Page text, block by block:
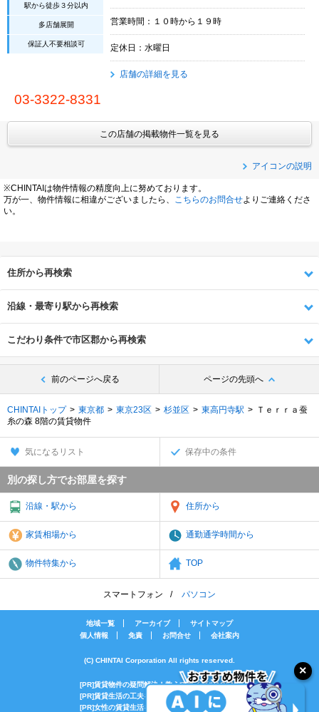
駅から徒歩３分以内
多店舗展開
保証人不要相談可
営業時間：１０時から１９時
定休日：水曜日
店舗の詳細を見る
03-3322-8331
この店舗の掲載物件一覧を見る
アイコンの説明
※CHINTAIは物件情報の精度向上に努めております。
万が一、物件情報に相違がございましたら、
こちらのお問合せよりご連絡くださ
い。
住所から再検索
沿線・最寄り駅から再検索
こだわり条件で市区郡から再検索
前のページへ戻る ページの先頭へ
CHINTAIトップ 東京都 東京23区 杉並区 東高円寺駅
Ｔｅｒｒａ蚕
糸の森 8階の賃貸物件
気になるリスト 保存中の条件
別の探し方でお部屋を探す
沿線・駅から 住所から
家賃相場から 通勤通学時間から
物件特集から TOP
スマートフォン パソコン
地域一覧 アーカイブ
サイトマップ
個人情報
免責 お問合せ 会社案内
(C) CHINTAI Corporation All rights reserved.
[PR]賃貸物件の疑問解決！教えてエイブルAGENT
[PR]賃貸生活の工夫を紹介！CHINTAI情報局
[PR]女性の賃貸生活を応援！Woman.CHINTAI